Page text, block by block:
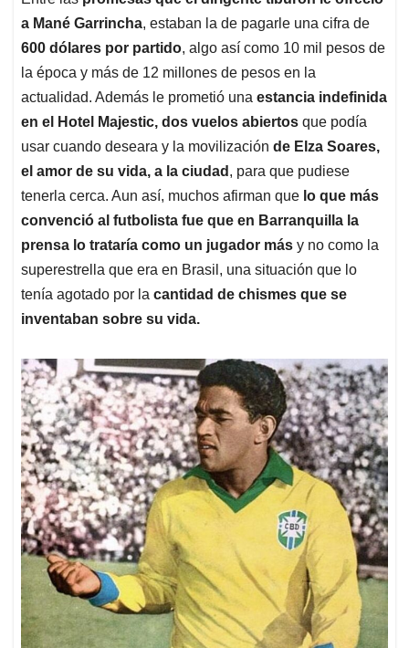
a Mané Garrincha, estaban la de pagarle una cifra de
600 dólares por partido, algo así como 10 mil pesos de
la época y más de 12 millones de pesos en la
actualidad. Además le prometió una estancia indefinida
en el Hotel Majestic, dos vuelos abiertos que podía
usar cuando deseara y la movilización de Elza Soares,
el amor de su vida, a la ciudad , para que pudiese
tenerla cerca. Aun así, muchos afirman que lo que más
convenció al futbolista fue que en Barranquilla la
prensa lo trataría como un jugador más y no como la
superestrella que era en Brasil, una situación que lo
tenía agotado por la cantidad de chismes que se
inventaban sobre su vida.